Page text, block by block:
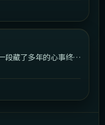
段藏了多年的心事终于